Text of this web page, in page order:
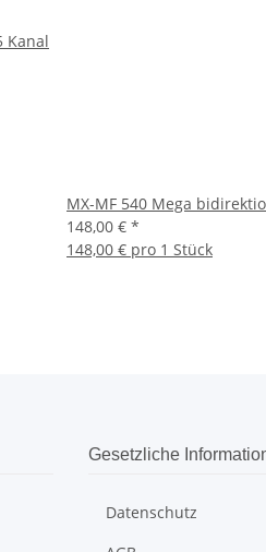
Kanal
MX-MF 540 Mega
148,00 € *
148,00 € pro 1 Stück
Gesetzliche
Datenschutz